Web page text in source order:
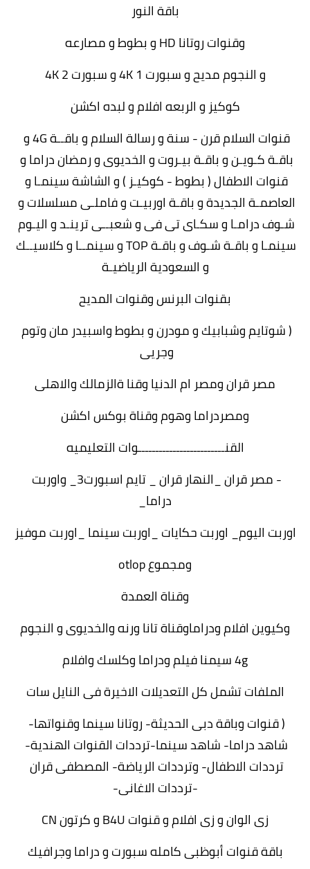
باقة النور
وقنوات روتانا HD و بطوط و مصارعه
و النجوم مديح و سبورت 4K 1 و سبورت 4K 2
كوكيز و الربعه افلام و لبده اكشن
و السعودية الرياضيـة
بقنوات البرنس وقنوات المديح
وجريى
مصر قران ومصر ام الدنيا وقنا ةالزمالك والاهلى
ومصردراما وهوم وقناة بوكس اكشن
القنـــــــــــــــــــــــــوات التعليميه
دراما_
اوربت اليوم_ اوربت حكايات _اوربت سينما _اوربت موفيز
ومجموع otlop
وقناة العمدة
وكيوين افلام ودراماوقناة تانا ورنه والخديوى و النجوم
4g سيمنا فيلم ودراما وكلسك وافلام
‏الملفات تشمل كل التعديلات الاخيرة فى النايل سات
-ترددات الاغانى-
زى الوان و زى افلام و قنوات B4U و كرتون CN
باقة قنوات أبوظبى كامله سبورت و دراما وجرافيك